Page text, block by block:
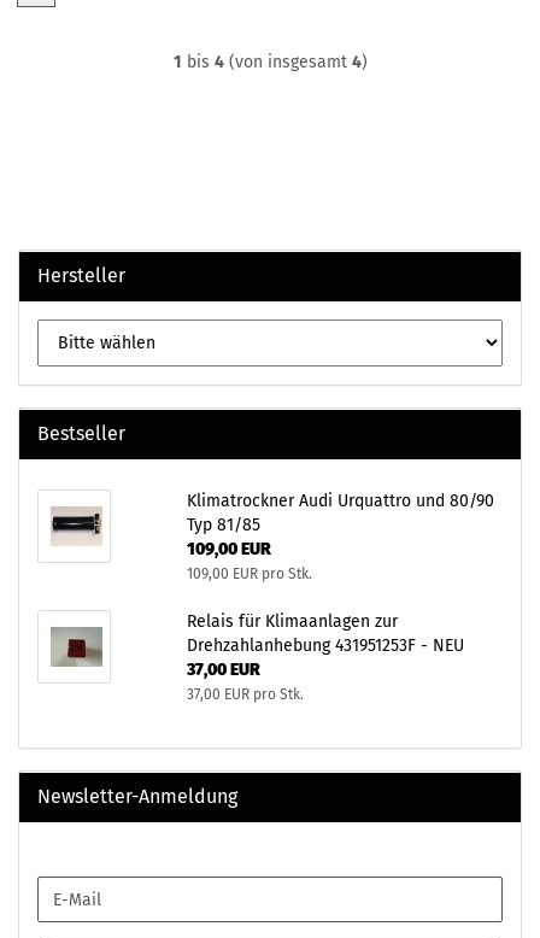
1 bis 4(von insgesamt 4)
Hersteller
Bestseller
Klimatrockner Audi Urquattro und 80/90
Typ 81/85
109,00 EUR
109,00 EUR pro Stk.
Relais für Klimaanlagen zur
Drehzahlanhebung 431951253F - NEU
37,00 EUR
37,00 EUR pro Stk.
Newsletter-Anmeldung
ZUR
E-
Mail